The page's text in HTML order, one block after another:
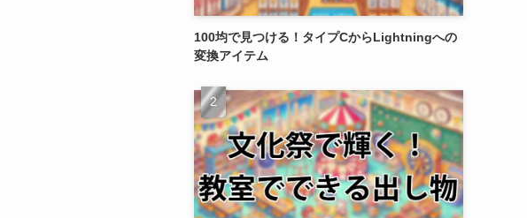
100均で見つける！タイプCからLightningへの
変換アイテム